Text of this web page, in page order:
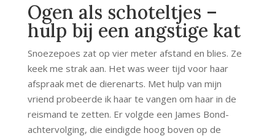
Ogen als schoteltjes –
hulp bij een angstige kat
Snoezepoes zat op vier meter afstand en blies. Ze
keek me strak aan. Het was weer tijd voor haar
afspraak met de dierenarts. Met hulp van mijn
vriend probeerde ik haar te vangen om haar in de
reismand te zetten. Er volgde een James Bond-
achtervolging, die eindigde hoog boven op de